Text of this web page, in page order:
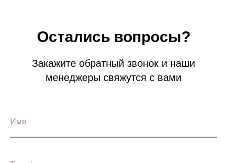
Остались вопросы?
Закажите обратный звонок и наши
менеджеры свяжутся с вами